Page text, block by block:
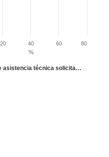
Data ranges from 11.11111111111111
%
asistencia técnica solicita…
20 40 60 80